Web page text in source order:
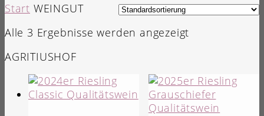
Alle 3 Ergebnisse werden angezeigt
Start WEINGUT
AGRITIUSHOF